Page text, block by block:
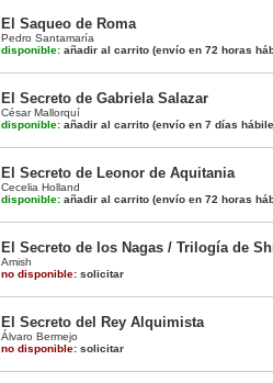
El Saqueo de Roma
Pedro Santamaría
disponible: añadir al carrito (envío en 72 horas
El Secreto de Gabriela Salazar
César Mallorquí
disponible: añadir al carrito (envío en 7 días
El Secreto de Leonor de Aquitania
Cecelia Holland
disponible: añadir al carrito (envío en 72 horas
El Secreto de los Nagas / Trilogía de
Amish
no disponible: solicitar
El Secreto del Rey Alquimista
Álvaro Bermejo
no disponible: solicitar